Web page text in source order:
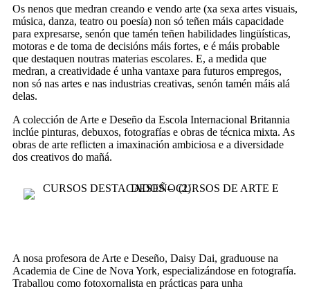
Os nenos que medran creando e vendo arte (xa sexa artes visuais,
música, danza, teatro ou poesía) non só teñen máis capacidade
para expresarse, senón que tamén teñen habilidades lingüísticas,
motoras e de toma de decisións máis fortes, e é máis probable
que destaquen noutras materias escolares. E, a medida que
medran, a creatividade é unha vantaxe para futuros empregos,
non só nas artes e nas industrias creativas, senón tamén máis alá
delas.
A colección de Arte e Deseño da Escola Internacional Britannia
inclúe pinturas, debuxos, fotografías e obras de técnica mixta. As
obras de arte reflicten a imaxinación ambiciosa e a diversidade
dos creativos do mañá.
A nosa profesora de Arte e Deseño, Daisy Dai, graduouse na
Academia de Cine de Nova York, especializándose en fotografía.
Traballou como fotoxornalista en prácticas para unha